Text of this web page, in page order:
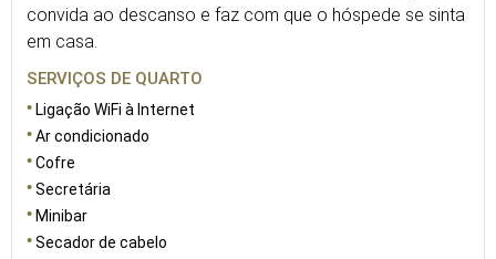
convida ao descanso e faz com que o hóspede se sinta
em casa.
SERVIÇOS DE QUARTO
Ligação WiFi à Internet
Ar condicionado
Cofre
Secretária
Minibar
Secador de cabelo